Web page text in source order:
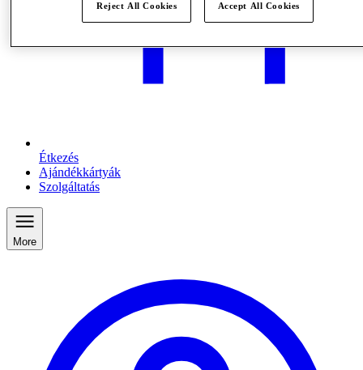
Étkezés
Ajándékkártyák
Szolgáltatás
More
Reject All Cookies Accept All Cookies